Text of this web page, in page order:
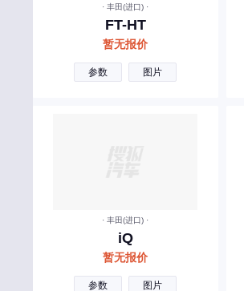
· 丰田(进口) ·
FT-HT
暂无报价
参数 图片
· 丰田(进口) ·
iQ
暂无报价
参数 图片
金龙汽车
金杯新能源
江淮钇为